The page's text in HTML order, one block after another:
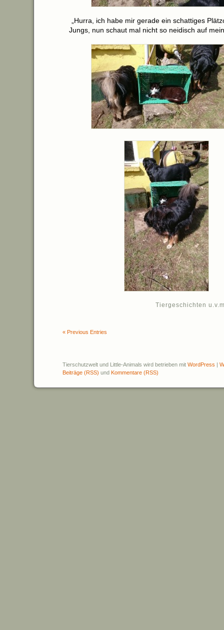
„Hurra, ich habe mir gerade ein schattiges
Jungs, nun schaut mal nicht so neidisch auf
Tiergeschichten
« Previous Entries
Tierschutzwelt und Little-Animals wird betrieben mit WordPress |
Beiträge (RSS) und Kommentare (RSS)